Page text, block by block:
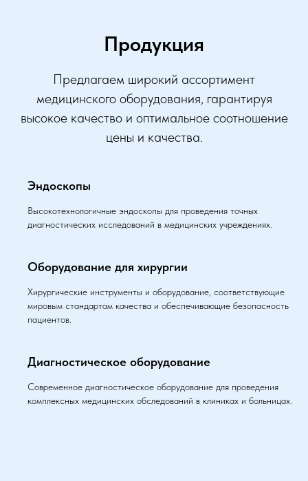
Продукция
Предлагаем широкий ассортимент
медицинского оборудования, гарантируя
высокое качество и оптимальное соотношение
цены и качества.
Эндоскопы
Высокотехнологичные эндоскопы для проведения точных
диагностических исследований в медицинских учреждениях.
Оборудование для хирургии
Хирургические инструменты и оборудование, соответствующие
мировым стандартам качества и обеспечивающие безопасность
пациентов.
Диагностическое оборудование
Современное диагностическое оборудование для проведения
комплексных медицинских обследований в клиниках и больницах.